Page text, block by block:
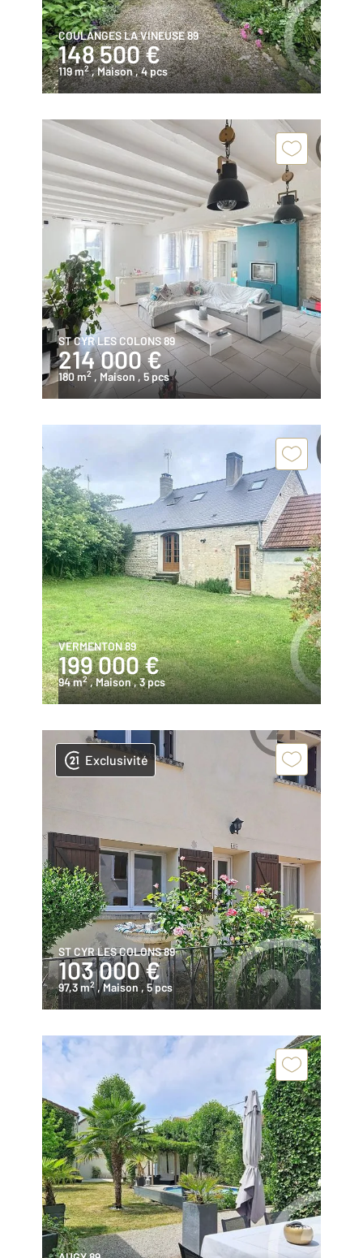
COULANGES LA VINEUSE 89
148 500 €
119 m2 , Maison, 4 pcs
ST CYR LES COLONS 89
214 000 €
180 m2 , Maison , 5 pcs
VERMENTON 89
199 000 €
94 m2 , Maison, 3 pcs
Exclusivité
ST CYR LES COLONS 89
103 000 €
97,3 m2 , Maison, 5 pcs